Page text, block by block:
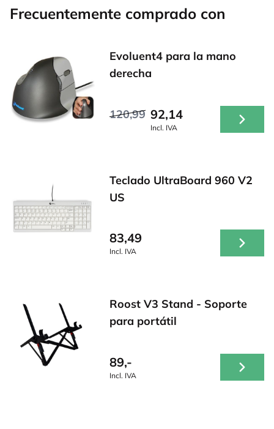
Frecuentemente comprado con
Evoluent4 para la mano
derecha
120,99 92,14
Incl. IVA
Teclado UltraBoard 960 V2
US
83,49
Incl. IVA
Roost V3 Stand - Soporte
para portátil
89,-
Incl. IVA